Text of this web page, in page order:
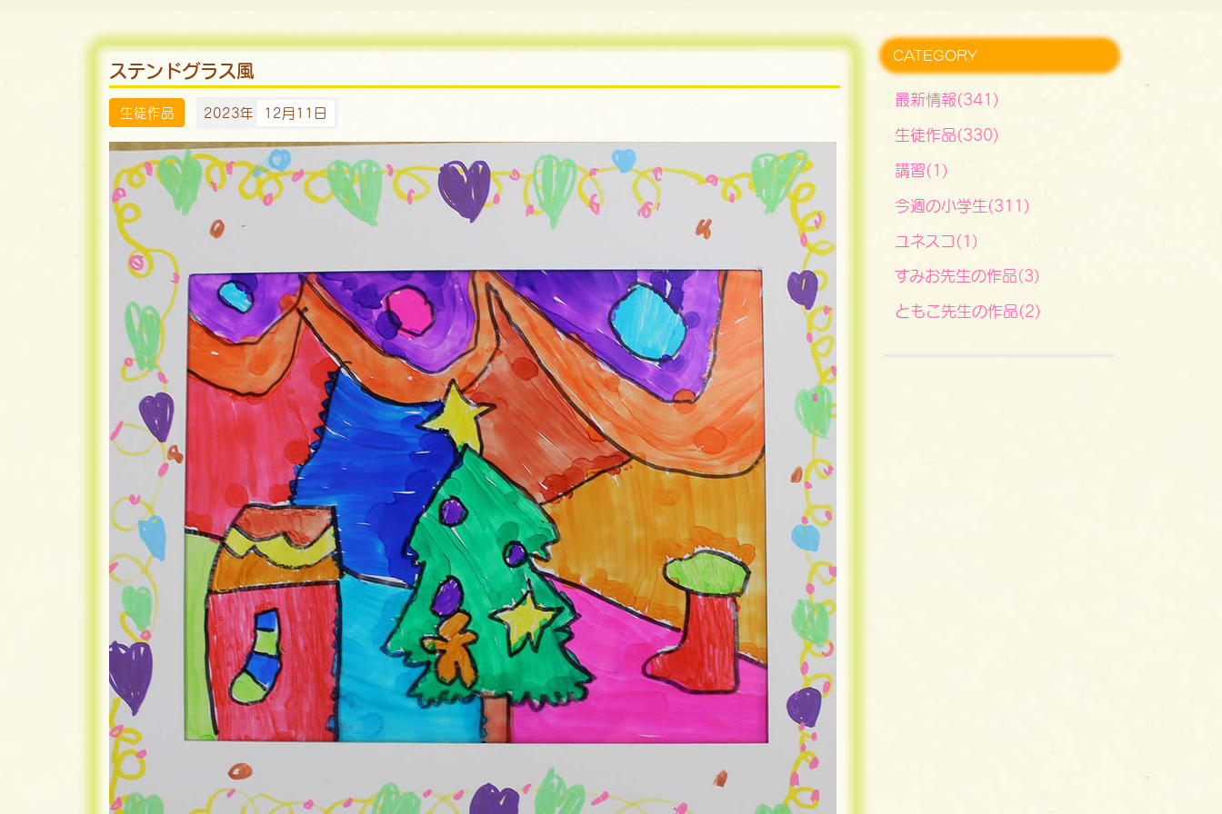
ステンドグラス風
生徒作品 2023年 12月11日
CATEGORY
最新情報(341)
生徒作品(330)
講習(1)
今週の小学生(311)
ユネスコ(1)
すみお先生の作品(3)
ともこ先生の作品(2)